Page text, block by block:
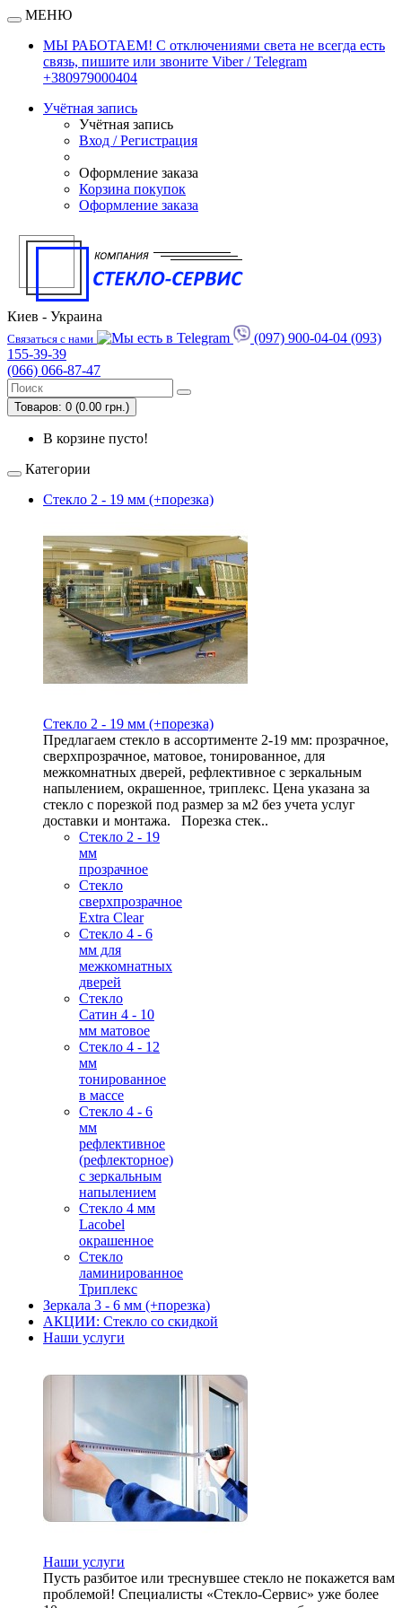
МЕНЮ
МЫ РАБОТАЕМ! С отключениями света не всегда есть
связь, пишите или звоните Viber / Telegram
+380979000404
Учётная запись
Учётная запись
Вход / Регистрация
Оформление заказа
Корзина покупок
Оформление заказа
Киев - Украина
Связаться с нами (097) 900-04-04 (093)
155-39-39
(066) 066-87-47
Товаров: 0 (0.00 грн.)
В корзине пусто!
Категории
Стекло 2 - 19 мм (+порезка)
Стекло 2 - 19 мм (+порезка)
Предлагаем стекло в ассортименте 2-19 мм: прозрачное,
сверхпрозрачное, матовое, тонированное, для
межкомнатных дверей, рефлективное с зеркальным
напылением, окрашенное, триплекс. Цена указана за
стекло с порезкой под размер за м2 без учета услуг
доставки и монтажа. Порезка стек..
Стекло 2 - 19
мм
прозрачное
Стекло
сверхпрозрачное
Extra Clear
Стекло 4 - 6
мм для
межкомнатных
дверей
Стекло
Сатин 4 - 10
мм матовое
Стекло 4 - 12
мм
тонированное
в массе
Стекло 4 - 6
мм
рефлективное
(рефлекторное)
с зеркальным
напылением
Стекло 4 мм
Lacobel
окрашенное
Стекло
ламинированное
Триплекс
Зеркала 3 - 6 мм (+порезка)
АКЦИИ: Стекло со скидкой
Наши услуги
Наши услуги
Пусть разбитое или треснувшее стекло не покажется вам
проблемой! Специалисты «Стекло-Сервис» уже более